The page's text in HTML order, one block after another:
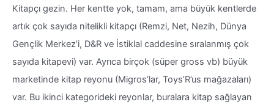
Kitapçı gezin. Her kentte yok, tamam, ama büyük kentlerde
artık çok sayıda nitelikli kitapçı (Remzi, Net, Nezih, Dünya
Gençlik Merkez’i, D&R ve İstiklal caddesine sıralanmış çok
sayıda kitapevi) var. Ayrıca birçok (süper gross vb) büyük
marketinde kitap reyonu (Migros’lar, Toys’R’us mağazaları)
var. Bu ikinci kategorideki reyonlar, buralara kitap sağlayan